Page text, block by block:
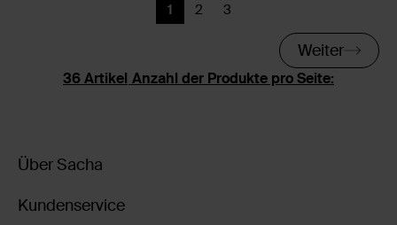
Anzahl der Produkte pro Seite:
Aktuelle Seite
1
Zurück
2
Zurück
3
Weiter
Über Sacha
Kundenservice